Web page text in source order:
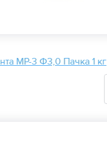
МР-3 Ф3,0 Пачка 1 кг